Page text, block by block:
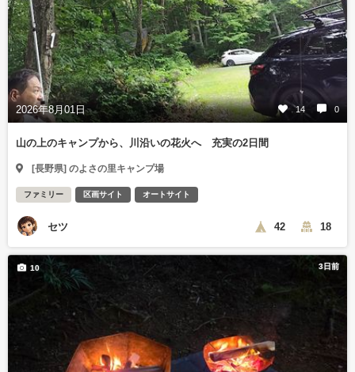
2026年8月01日 14 0
山の上のキャンプから、川沿いの花火へ 充実の2日間
[長野県] のよさの里キャンプ場
ファミリー 区画サイト オートサイト
セツ 42 18
3日前
10